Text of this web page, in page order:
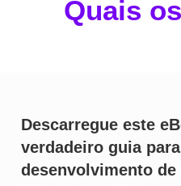
Quais
Descarregue este
verdadeiro guia
desenvolvimento de